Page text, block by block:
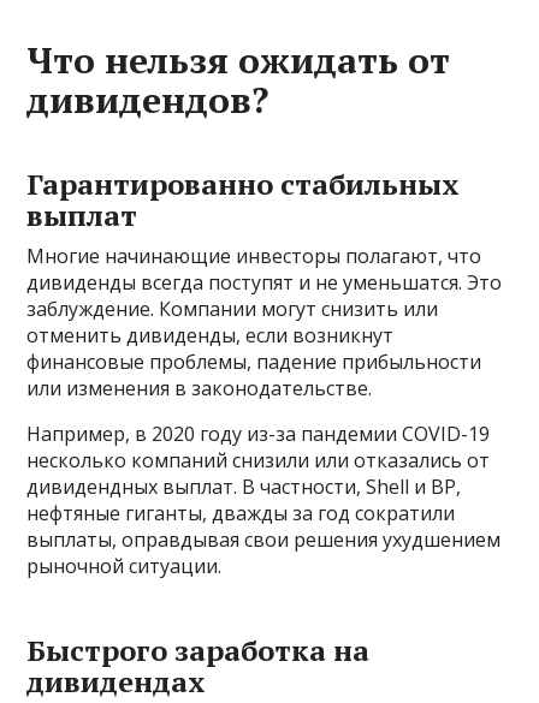
Что нельзя ожидать от
дивидендов?
Гарантированно стабильных
выплат
Многие начинающие инвесторы полагают, что
дивиденды всегда поступят и не уменьшатся. Это
заблуждение. Компании могут снизить или
отменить дивиденды, если возникнут
финансовые проблемы, падение прибыльности
или изменения в законодательстве.
Например, в 2020 году из-за пандемии COVID-19
несколько компаний снизили или отказались от
дивидендных выплат. В частности, Shell и BP,
нефтяные гиганты, дважды за год сократили
выплаты, оправдывая свои решения ухудшением
рыночной ситуации.
Быстрого заработка на
дивидендах